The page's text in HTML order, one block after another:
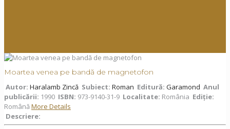
Moartea venea pe bandă de magnetofon
Autor: Haralamb Zincă Subiect: Roman Editură: Garamond Anul
publicării: 1990 ISBN: 973-9140-31-9 Localitate: România Ediţie:
Română More Details
Descriere: